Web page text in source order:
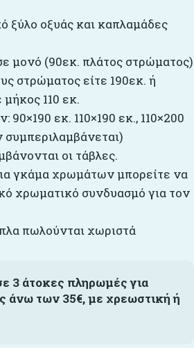
ξύλο οξυάς και καπλαμάδες
μονό (90εκ. πλάτος στρώματος)
στρώματος είτε 190εκ. ή
110 εκ.
εκ. 110×190 εκ., 110×200
οι τάβλες.
γκάμα χρωμάτων μπορείτε να
χρωματικό συνδυασμό για τον
πωλούνται χωριστά
3 άτοκες πληρωμές για
άνω των 35€, με χρεωστική ή